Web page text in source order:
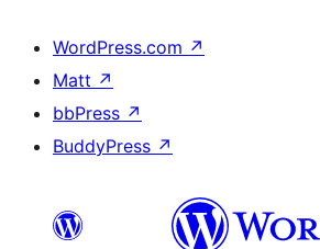
WordPress.com ↗
Matt ↗
bbPress ↗
BuddyPress ↗